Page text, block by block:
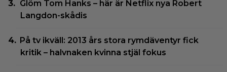
Glöm Tom Hanks – här är Netflix nya Robert
Langdon-skådis
På tv ikväll: 2013 års stora rymdäventyr fick
kritik – halvnaken kvinna stjäl fokus